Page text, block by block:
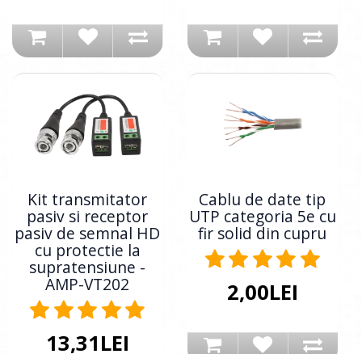
Kit transmitator
pasiv si receptor
pasiv de semnal HD
cu protectie la
supratensiune -
AMP-VT202
13,31LEI
Cablu de date tip
UTP categoria 5e cu
fir solid din cupru
2,00LEI